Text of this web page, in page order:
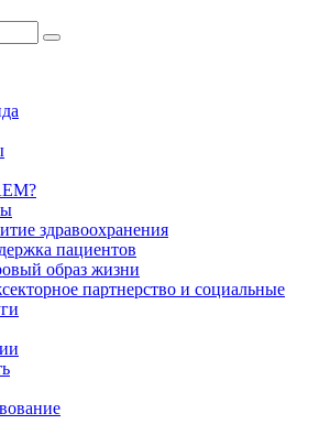
здравоохранения
пациентов
образ жизни
партнерство и социальные